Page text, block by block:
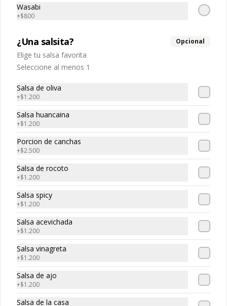
Pulpo, spicy, palta
$5.670
Maguro roll
Atun, palta, queso
$5.320$7.600
Edo roll
Camaron, salmon, queso crema
$5.530$7.900
-30%
Smoked roll
Salmon ahumado, queso cream,
cebollin
Wasabi
+$800
¿Una salsita? Opcional
Elige tu salsa favorita
Seleccione al menos 1
Salsa de oliva
+$1.200
Salsa huancaina
+$1.200
Porcion de canchas
+$2.500
Salsa de rocoto
+$1.200
Salsa spicy
+$1.200
Salsa acevichada
+$1.200
Salsa vinagreta
+$1.200
Salsa de ajo
+$1.200
Salsa de la casa